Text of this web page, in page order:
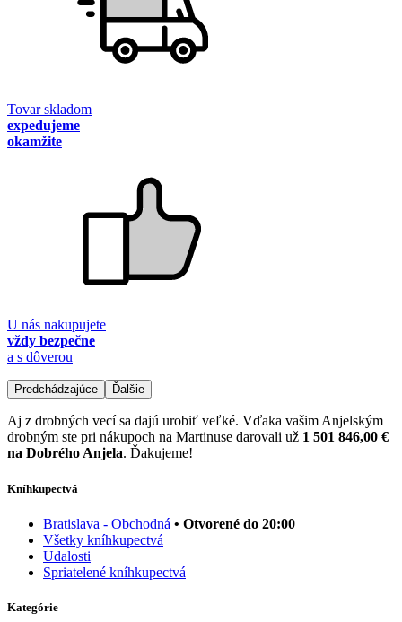
Tovar skladom
expedujeme
okamžite
U nás nakupujete
vždy bezpečne
a s dôverou
Predchádzajúce Ďalšie
Aj z drobných vecí sa dajú urobiť veľké. Vďaka vašim Anjelským
drobným ste pri nákupoch na Martinuse darovali už 1 501 846,00 €
na Dobrého Anjela. Ďakujeme!
Kníhkupectvá
Bratislava - Obchodná • Otvorené do 20:00
Všetky kníhkupectvá
Udalosti
Spriatelené kníhkupectvá
Kategórie